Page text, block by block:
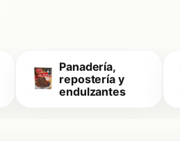
Panadería,
repostería y
endulzantes